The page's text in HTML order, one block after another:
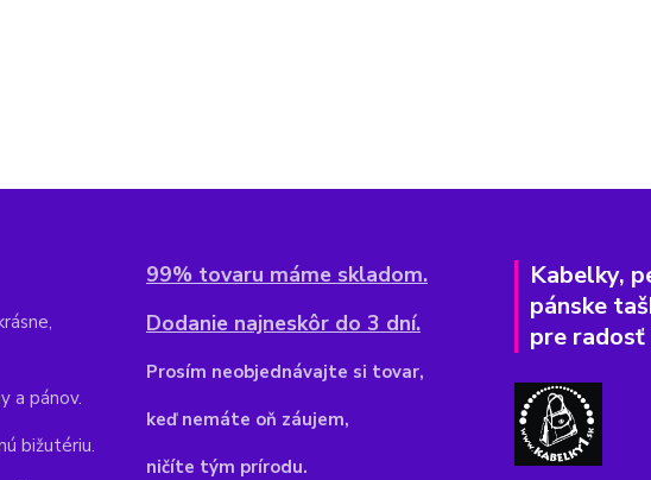
a pánov.
bižutériu.
99% tovaru máme skladom.
Dodanie najneskôr do 3 dní.
Prosím neobjednávajte si tovar,
keď nemáte oň záujem,
ničíte tým prírodu.
Kabelky,
pánske
pre radosť